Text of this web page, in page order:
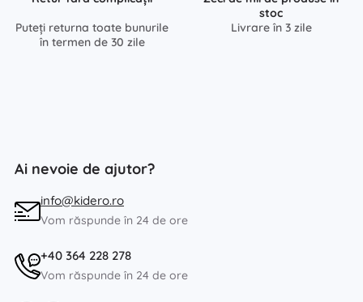
Puteți returna toate bunurile
în termen de 30 zile
stoc
Livrare în 3 zile
Ai nevoie de ajutor?
info@kidero.ro
Vom răspunde în 24 de ore
+40 364 228 278
Vom răspunde în 24 de ore